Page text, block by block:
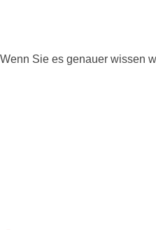
Wenn Sie es genauer wissen